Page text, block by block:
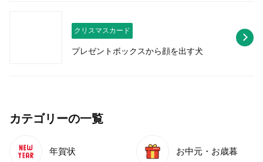
クリスマスカード
プレゼントボックスから顔を出す犬
カテゴリーの一覧
年賀状 お中元・お歳暮